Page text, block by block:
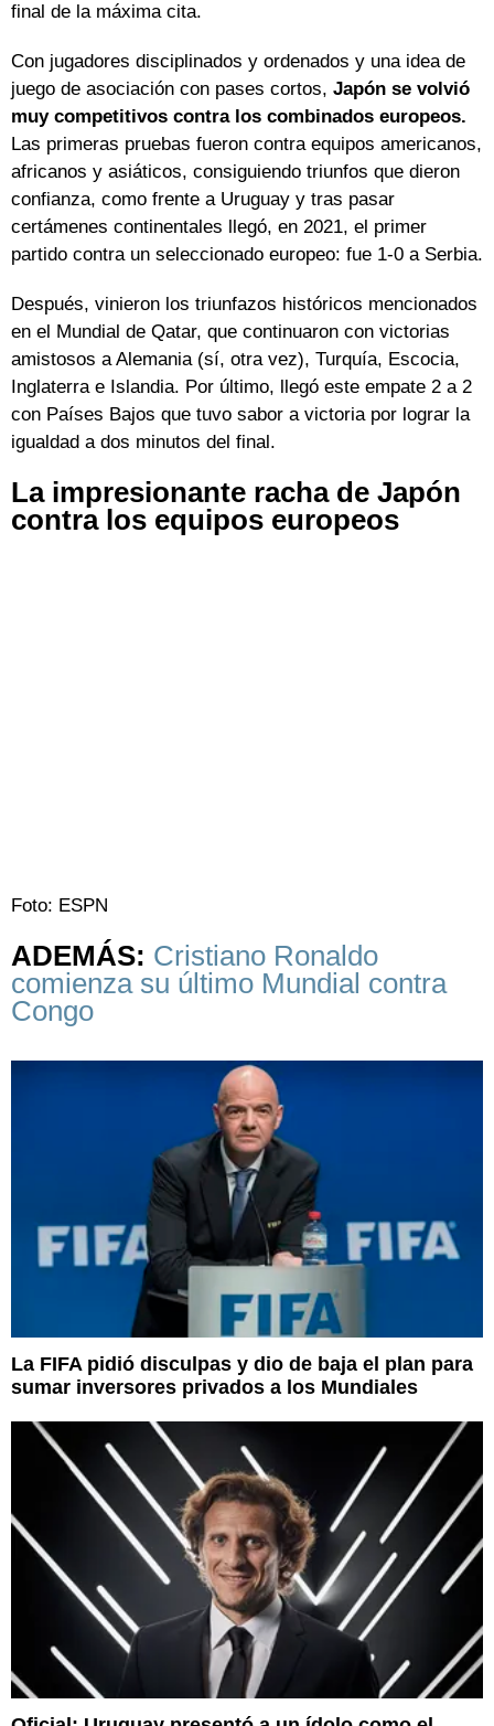
final de la máxima cita.
Con jugadores disciplinados y ordenados y una idea de
juego de asociación con pases cortos, Japón se volvió
muy competitivos contra los combinados europeos.
Las primeras pruebas fueron contra equipos americanos,
africanos y asiáticos, consiguiendo triunfos que dieron
confianza, como frente a Uruguay y tras pasar
certámenes continentales llegó, en 2021, el primer
partido contra un seleccionado europeo: fue 1-0 a Serbia.
Después, vinieron los triunfazos históricos mencionados
en el Mundial de Qatar, que continuaron con victorias
amistosos a Alemania (sí, otra vez), Turquía, Escocia,
Inglaterra e Islandia. Por último, llegó este empate 2 a 2
con Países Bajos que tuvo sabor a victoria por lograr la
igualdad a dos minutos del final.
La impresionante racha de Japón
contra los equipos europeos
Foto: ESPN
ADEMÁS: Cristiano Ronaldo
comienza su último Mundial contra
Congo
La FIFA pidió disculpas y dio de baja el plan para
sumar inversores privados a los Mundiales